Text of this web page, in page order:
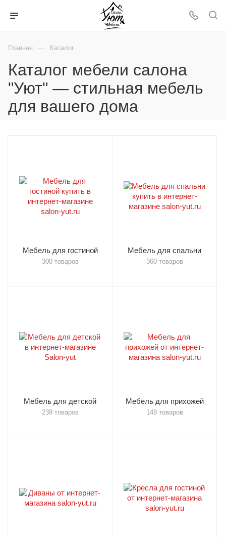
Главная — Каталог
Каталог мебели салона
"Уют" — стильная мебель
для вашего дома
Мебель для гостиной
300 товаров
Мебель для спальни
360 товаров
Мебель для детской
239 товаров
Мебель для прихожей
148 товаров